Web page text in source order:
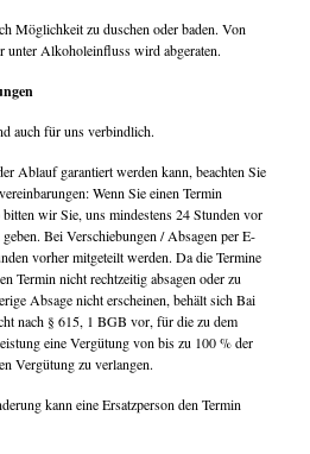
Möglichkeit zu duschen oder baden. Von
unter Alkoholeinfluss wird abgeraten.
auch für uns verbindlich.
Ablauf garantiert werden kann, beachten Sie
Wenn Sie einen Termin
wir Sie, uns mindestens 24 Stunden vor
Bei Verschiebungen / Absagen per E-
vorher mitgeteilt werden. Da die Termine
Termin nicht rechtzeitig absagen oder zu
Absage nicht erscheinen, behält sich Bai
nach § 615, 1 BGB vor, für die zu dem
eine Vergütung von bis zu 100 % der
Vergütung zu verlangen.
kann eine Ersatzperson den Termin